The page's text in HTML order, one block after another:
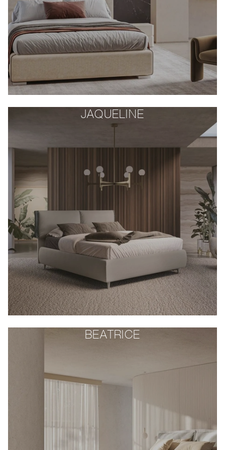
JAQUELINE
BEATRICE